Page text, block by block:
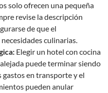
solo ofrecen una pequeña
revise la descripción
de que el
culinarias.
Elegir un hotel con cocina
puede terminar siendo
gastos en transporte y el
pueden anular